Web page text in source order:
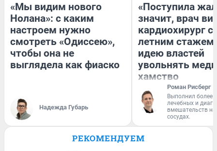
«Мы видим нового
Нолана»: с каким
настроем нужно
смотреть «Одиссею»,
чтобы она не
выглядела как фиаско
Надежда Губарь
«Поступила
значит, врач
кардиохирург с
летним стажем
идею властей
увольнять
хамство
Роман Рисберг
Выполнил более
лечебных и
вмешательств на
сосудах.
РЕКОМЕНДУЕМ